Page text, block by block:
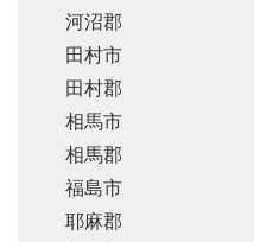
河沼郡
田村市
田村郡
相馬市
相馬郡
福島市
耶麻郡